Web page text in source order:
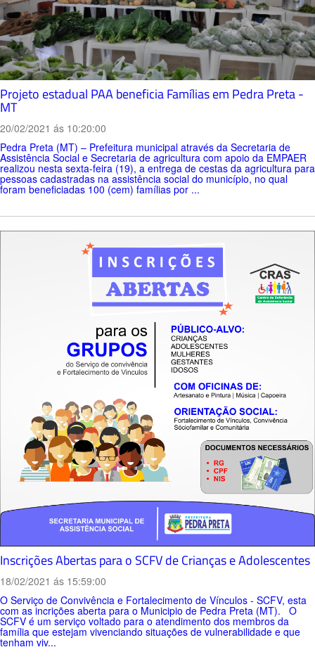
Projeto estadual PAA beneficia Famílias em Pedra Preta -
MT
20/02/2021 ás 10:20:00
Pedra Preta (MT) – Prefeitura municipal através da Secretaria de
Assistência Social e Secretaria de agricultura com apoio da EMPAER
realizou nesta sexta-feira (19), a entrega de cestas da agricultura para
pessoas cadastradas na assistência social do município, no qual
foram beneficiadas 100 (cem) famílias por ...
Inscrições Abertas para o SCFV de Crianças e Adolescentes
18/02/2021 ás 15:59:00
O Serviço de Convivência e Fortalecimento de Vínculos - SCFV, esta
com as incrições aberta para o Municipio de Pedra Preta (MT). O
SCFV é um serviço voltado para o atendimento dos membros da
família que estejam vivenciando situações de vulnerabilidade e que
tenham viv...